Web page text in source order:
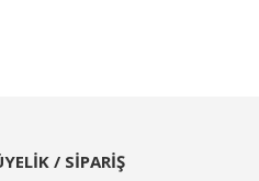
/ SİPARİŞ